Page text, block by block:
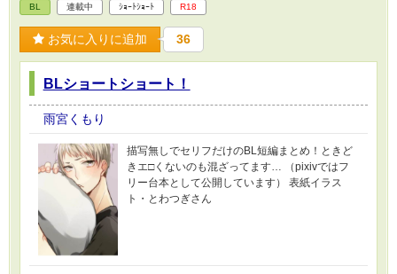
BL 連載中 ｼｮｰﾄｼｮｰﾄ R18
お気に入りに追加 36
BLショートショート！
雨宮くもり
描写無しでセリフだけのBL短編まとめ！ときど
きエ□くないのも混ざってます… （pixivではフ
リー台本として公開しています） 表紙イラス
ト・とわつぎさん